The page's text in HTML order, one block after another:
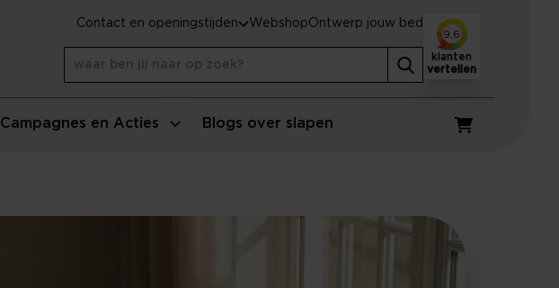
Campagnes en Acties Blogs over slapen
Winkelwagen
Contact en openingstijden WebshopOntwerp jouw bed
9,6
klanten
vertellen